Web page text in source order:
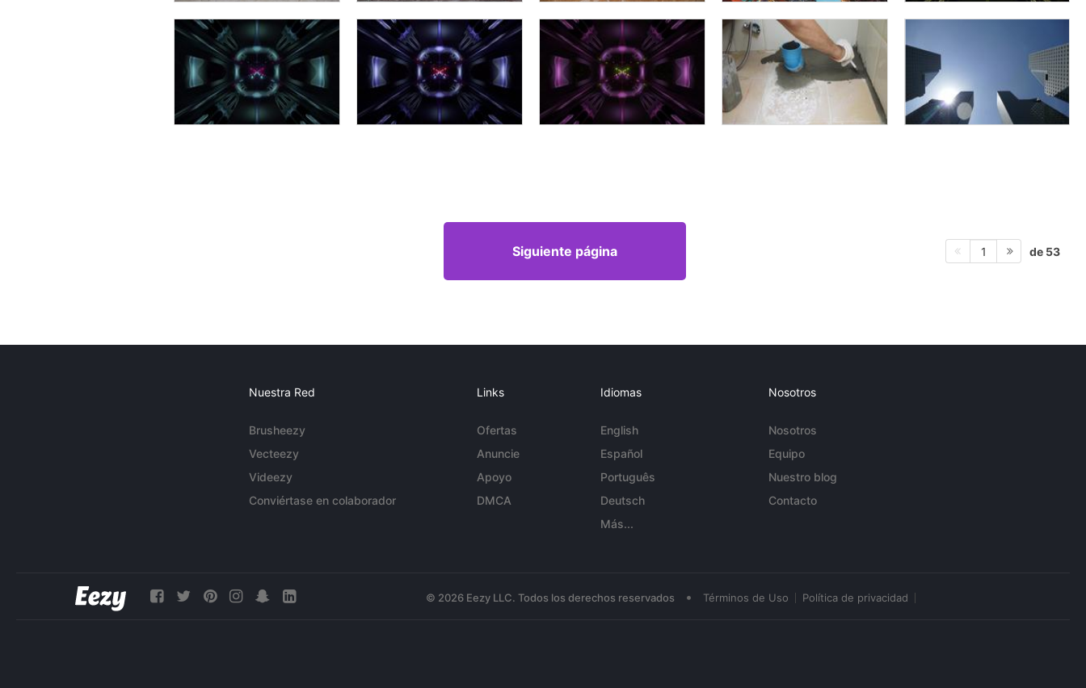
Siguiente página 1 de 53
Nuestra Red
Brusheezy
Vecteezy
Videezy
Conviértase en colaborador
Links
Ofertas
Anuncie
Apoyo
DMCA
Idiomas
English
Español
Português
Deutsch
Más...
Nosotros
Nosotros
Equipo
Nuestro blog
Contacto
© 2026 Eezy LLC. Todos los derechos reservados • Términos de Uso Política de privacidad